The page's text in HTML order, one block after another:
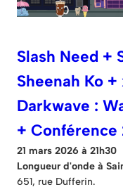
Slash Need +
Sheenah Ko
Darkwave :
+ Conférence
21 mars 2026 à 21h30
Longueur d'onde à
651, rue Dufferin.